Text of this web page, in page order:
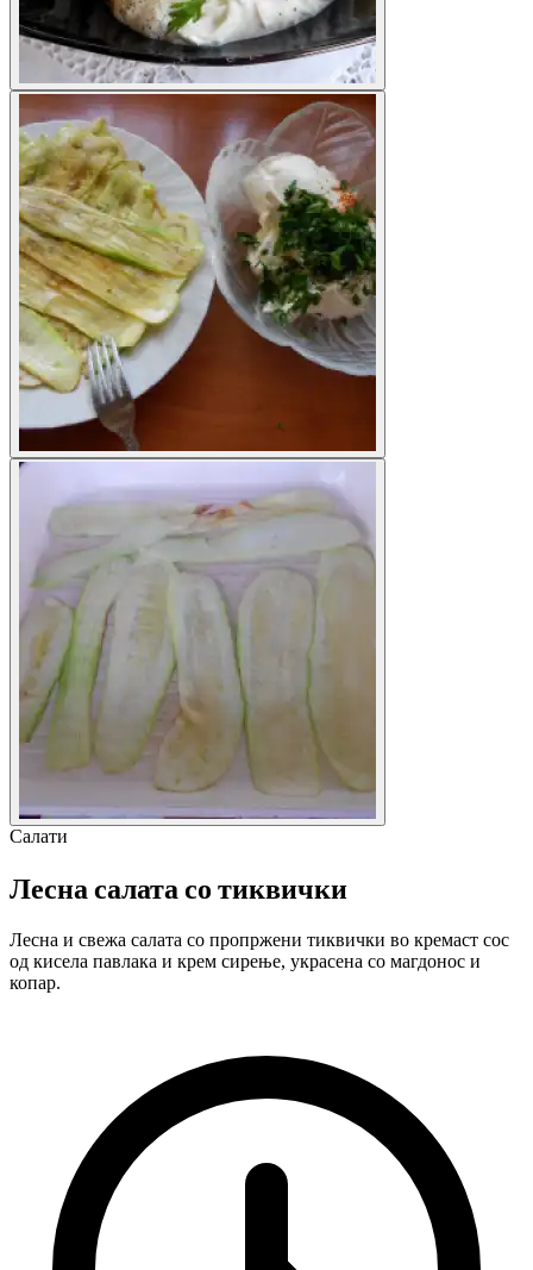
Салати
Лесна салата со тиквички
Лесна и свежа салата со пропржени тиквички во кремаст сос
од кисела павлака и крем сирење, украсена со магдонос и
копар.